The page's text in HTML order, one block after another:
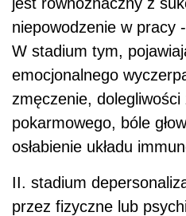
niepowodzenie w pracy
W stadium tym,
emocjonalnego
zmęczenie, dolegliwości
pokarmowego, bóle
osłabienie układu
II. stadium
przez fizyczne lub